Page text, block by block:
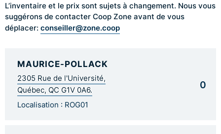
L’inventaire et le prix sont sujets à changement. Nous vous
suggérons de contacter Coop Zone avant de vous
déplacer: conseiller@zone.coop
MAURICE-POLLACK
2305 Rue de l'Université,
Québec, QC G1V 0A6.
Localisation : ROG01
0